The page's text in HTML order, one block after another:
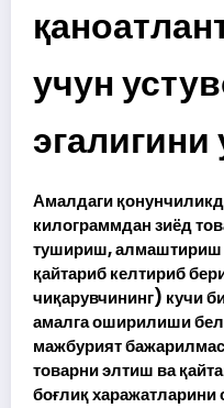
учун
Амалдаги
килограммдан зиёд
тушириш, алмаштириш
қайтариб келтириб
чиқарувчининг) кучи
амалга оширилиши
мажбурият
товарни элтиш ва
боғлиқ